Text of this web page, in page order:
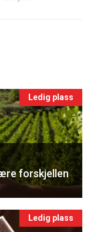
Ledig plass
forskjellen
Ledig plass